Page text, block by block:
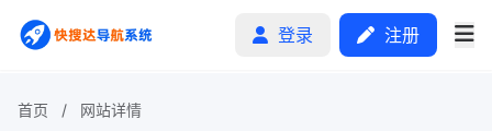
登录 注册
首页 / 网站详情